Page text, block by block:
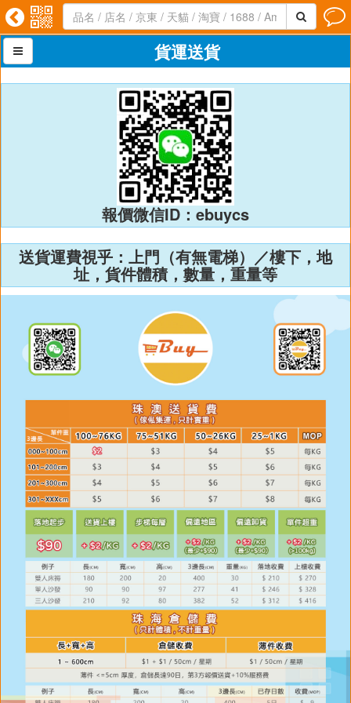
   
 貨運送貨
報價微信ID：ebuycs
送貨運費視乎：上門（有無電梯）／樓下，地
址，貨件體積，數量，重量等